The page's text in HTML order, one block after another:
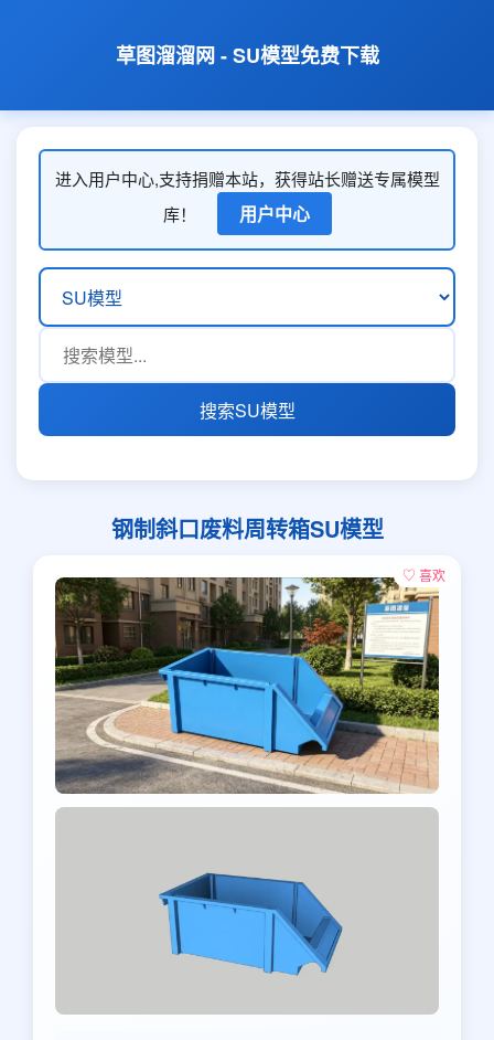
草图溜溜网 - SU模型免费下载
进入用户中心,支持捐赠本站，获得站长赠送专属模型
库！
用户中心
搜索SU模型
钢制斜口废料周转箱SU模型
♡ 喜欢